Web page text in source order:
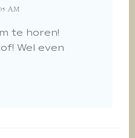
AM
te horen!
Wel even